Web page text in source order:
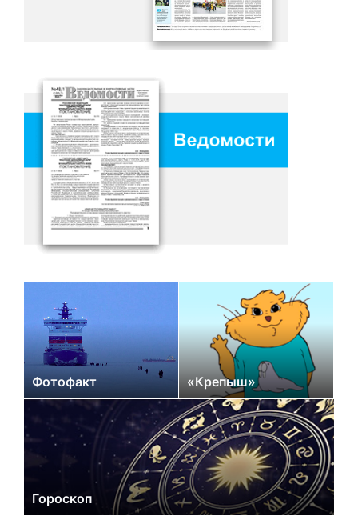
Фотофакт «Крепыш»
Гороскоп